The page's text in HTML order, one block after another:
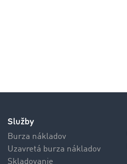
Služby
Burza nákladov
Uzavretá burza nákladov
Skladovanie